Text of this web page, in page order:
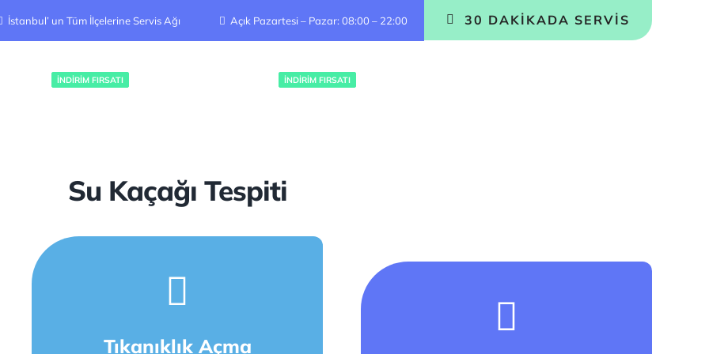
İstanbul’ un Tüm İlçelerine Servis Ağı Açık Pazartesi – Pazar: 08:00 – 22:00 30 DAKIKADA SERVIS
İNDIRIM FIRSATI İNDIRIM FIRSATI
Su Kaçağı Tespiti
Tıkanıklık Açma